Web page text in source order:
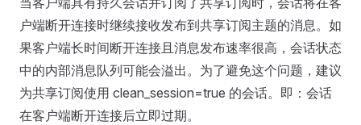
户端断开连接时继续接收发布到共享订阅主题的消息。如
果客户端长时间断开连接且消息发布速率很高，会话状态
中的内部消息队列可能会溢出。为了避免这个问题，建议
为共享订阅使用 clean_session=true 的会话。即：会话
在客户端断开连接后立即过期。